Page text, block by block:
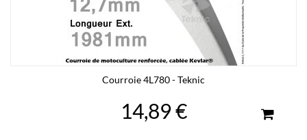
Courroie 4L780 - Teknic
14,89 €